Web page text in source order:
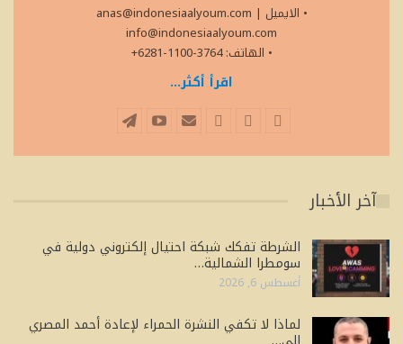
• الايميل
anas@indonesiaalyoum.com |
info@indonesiaalyoum.com
• الهاتف: 3764-1100-6281+
اقرأ أكثر...
آخر الأخبار
الشرطة تفكك شبكة احتيال إلكتروني دولية في
سومطرا الشمالية…
أغسطس 6, 2026
لماذا لا تكفي النشرة الحمراء لإعادة أحمد المصري